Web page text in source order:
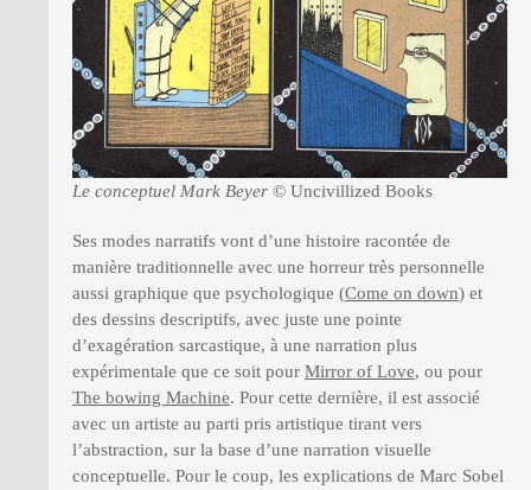
Le conceptuel Mark Beyer © Uncivillized Books
Ses modes narratifs vont d’une histoire racontée de
manière traditionnelle avec une horreur très personnelle
aussi graphique que psychologique (Come on down) et
des dessins descriptifs, avec juste une pointe
d’exagération sarcastique, à une narration plus
expérimentale que ce soit pour Mirror of Love, ou pour
The bowing Machine. Pour cette dernière, il est associé
avec un artiste au parti pris artistique tirant vers
l’abstraction, sur la base d’une narration visuelle
conceptuelle. Pour le coup, les explications de Marc Sobel